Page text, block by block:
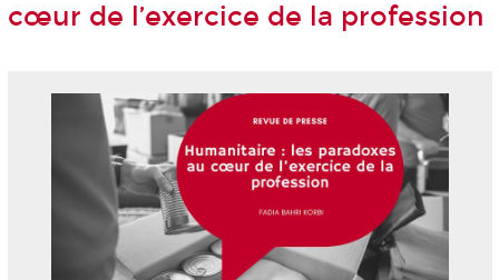
cœur de l’exercice de la profession